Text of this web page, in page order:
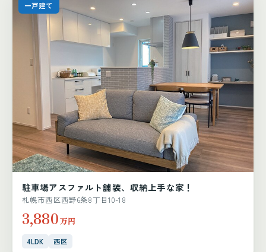
一戸建て
駐車場アスファルト舗装、収納上手な家！
札幌市西区西野6条8丁目10-18
3,880万円
4LDK 西区